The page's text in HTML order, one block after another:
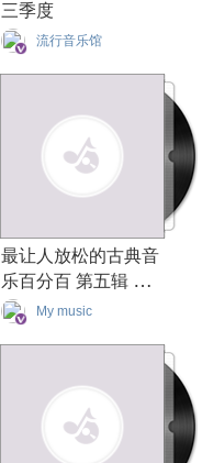
三季度
流行音乐馆
最让人放松的古典音
乐百分百 第五辑 钢
琴之最My music